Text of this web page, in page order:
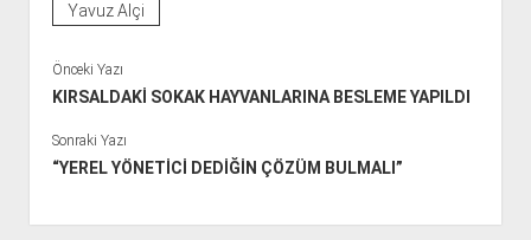
Yavuz Alçi
Önceki Yazı
KIRSALDAKİ SOKAK HAYVANLARINA BESLEME YAPILDI
Sonraki Yazı
“YEREL YÖNETİCİ DEDİĞİN ÇÖZÜM BULMALI”